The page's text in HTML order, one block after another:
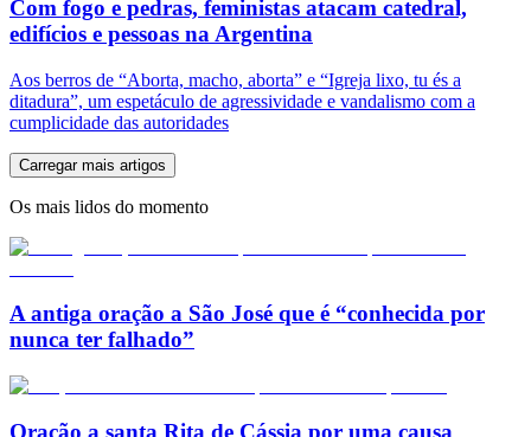
Com fogo e pedras, feministas atacam catedral,
edifícios e pessoas na Argentina
Aos berros de “Aborta, macho, aborta” e “Igreja lixo, tu és a
ditadura”, um espetáculo de agressividade e vandalismo com a
cumplicidade das autoridades
Carregar mais artigos
Os mais lidos do momento
A antiga oração a São José que é “conhecida por
nunca ter falhado”
Oração a santa Rita de Cássia por uma causa